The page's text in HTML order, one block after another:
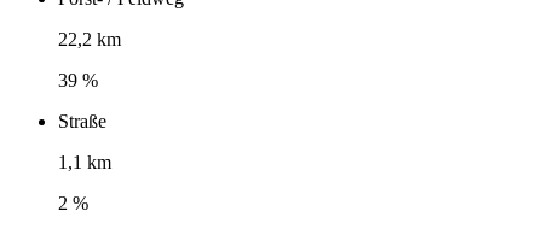
22,2 km
39 %
Straße
1,1 km
2 %